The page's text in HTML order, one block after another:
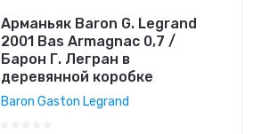
Арманьяк Baron G. Legrand
2001 Bas Armagnac 0,7 /
Барон Г. Легран в
деревянной коробке
Baron Gaston Legrand